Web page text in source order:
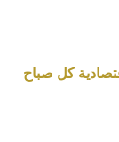
كل صباح